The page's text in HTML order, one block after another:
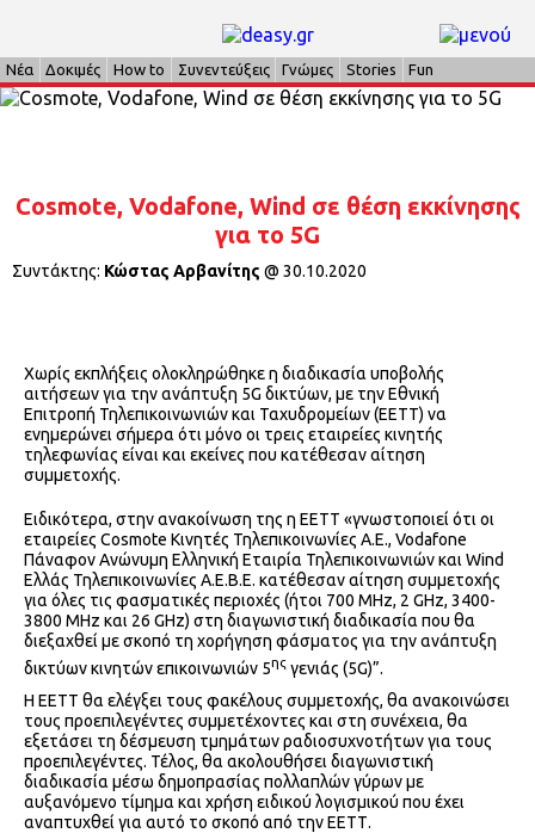
Νέα Δοκιμές How to Συνεντεύξεις Γνώμες Stories Fun
Cosmote, Vodafone, Wind σε θέση εκκίνησης
για το 5G
Συντάκτης: Κώστας Αρβανίτης @ 30.10.2020
Χωρίς εκπλήξεις ολοκληρώθηκε η διαδικασία υποβολής
αιτήσεων για την ανάπτυξη 5G δικτύων, με την Εθνική
Επιτροπή Τηλεπικοινωνιών και Ταχυδρομείων (ΕΕΤΤ) να
ενημερώνει σήμερα ότι μόνο οι τρεις εταιρείες κινητής
τηλεφωνίας είναι και εκείνες που κατέθεσαν αίτηση
συμμετοχής.
Ειδικότερα, στην ανακοίνωση της η ΕΕΤΤ «γνωστοποιεί ότι οι
εταιρείες Cosmote Κινητές Τηλεπικοινωνίες Α.Ε., Vodafone
Πάναφον Ανώνυμη Ελληνική Εταιρία Τηλεπικοινωνιών και Wind
Ελλάς Τηλεπικοινωνίες Α.Ε.Β.Ε. κατέθεσαν αίτηση συμμετοχής
για όλες τις φασματικές περιοχές (ήτοι 700 MHz, 2 GHz, 3400-
3800 MHz και 26 GHz) στη διαγωνιστική διαδικασία που θα
διεξαχθεί με σκοπό τη χορήγηση φάσματος για την ανάπτυξη
δικτύων κινητών επικοινωνιών 5ης γενιάς (5G)”.
Η ΕΕΤΤ θα ελέγξει τους φακέλους συμμετοχής, θα ανακοινώσει
τους προεπιλεγέντες συμμετέχοντες και στη συνέχεια, θα
εξετάσει τη δέσμευση τμημάτων ραδιοσυχνοτήτων για τους
προεπιλεγέντες. Τέλος, θα ακολουθήσει διαγωνιστική
διαδικασία μέσω δημοπρασίας πολλαπλών γύρων με
αυξανόμενο τίμημα και χρήση ειδικού λογισμικού που έχει
αναπτυχθεί για αυτό το σκοπό από την ΕΕΤΤ.